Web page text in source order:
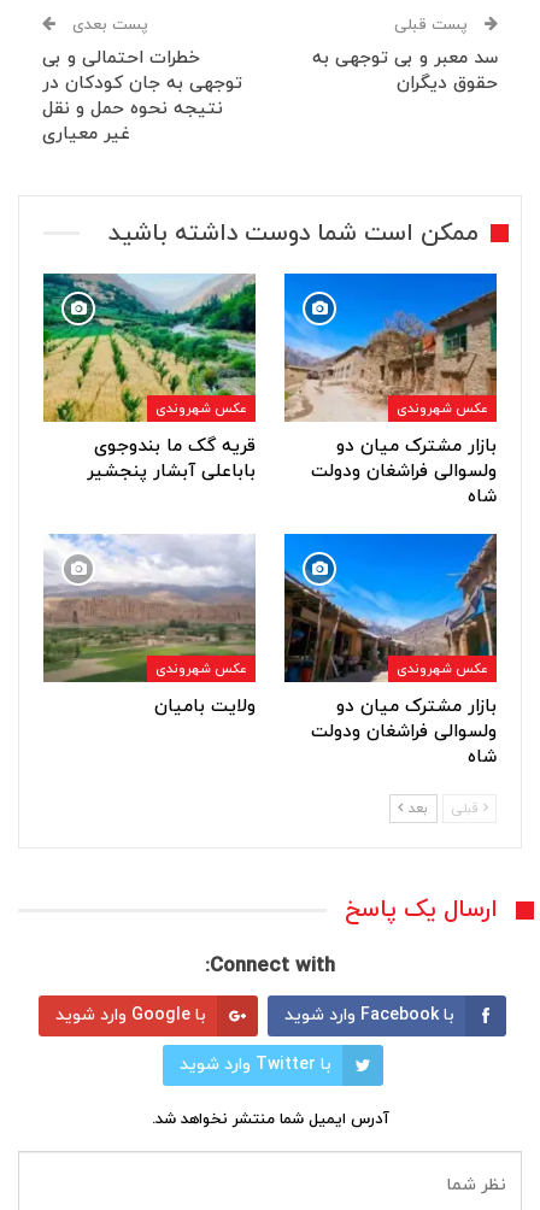
پست قبلی
سد معبر و بی توجهی به
حقوق دیگران
پست بعدی
خطرات احتمالی و بی
توجهی به جان کودکان در
نتیجه نحوه حمل و نقل
غیر معیاری
ممکن است شما دوست داشته باشید
عکس شهروندی
بازار مشترک میان دو
ولسوالی فراشغان ودولت
شاه
عکس شهروندی
قریه گک ما بندوجوی
باباعلی آبشار پنجشیر
عکس شهروندی
بازار مشترک میان دو
ولسوالی فراشغان ودولت
شاه
عکس شهروندی
ولایت بامیان
قبلی بعد
ارسال یک پاسخ
Connect with:
با Facebook وارد شوید با Google وارد شوید
با Twitter وارد شوید
آدرس ایمیل شما منتشر نخواهد شد.